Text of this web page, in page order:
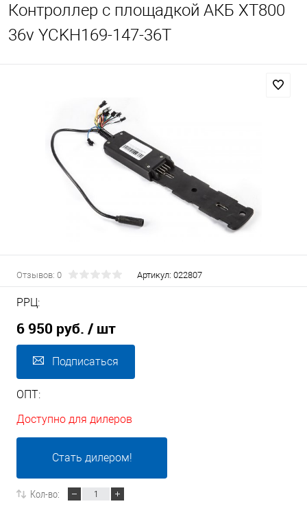
Контроллер с площадкой АКБ XT800
36v YCKH169-147-36T
Отзывов: 0 Артикул: 022807
РРЦ:
6 950 руб. / шт
Подписаться
ОПТ:
Доступно для дилеров
Стать дилером!
Кол-во: